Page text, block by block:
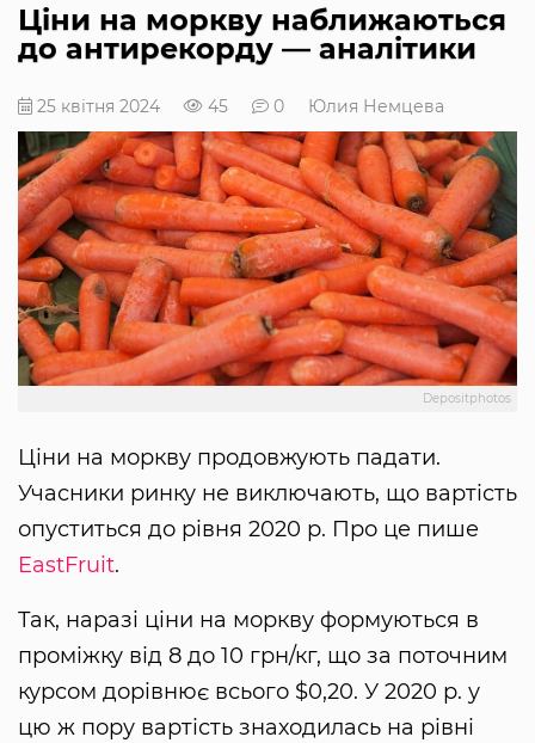
Ціни на моркву наближаються
до антирекорду — аналітики
25 квітня 2024 45 0 Юлия Немцева
Depositphotos
Ціни на моркву продовжують падати.
Учасники ринку не виключають, що вартість
опуститься до рівня 2020 р. Про це пише
EastFruit.
Так, наразі ціни на моркву формуються в
проміжку від 8 до 10 грн/кг, що за поточним
курсом дорівнює всього $0,20. У 2020 р. у
цю ж пору вартість знаходилась на рівні